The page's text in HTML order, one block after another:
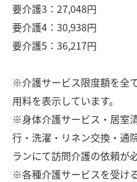
要介護3：27,048円
要介護4：30,938円
要介護5：36,217円
※介護サービス限度額を全
用料を表示しています。
※身体介護サービス・居室
行・洗濯・リネン交換・通
ランにて訪問介護の依頼が
※各種介護サービスを受け